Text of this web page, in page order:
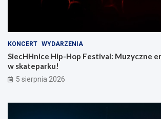
KONCERT WYDARZENIA
SiecHHnice Hip-Hop Festival: Muzyczne
w skateparku!
5 sierpnia 2026